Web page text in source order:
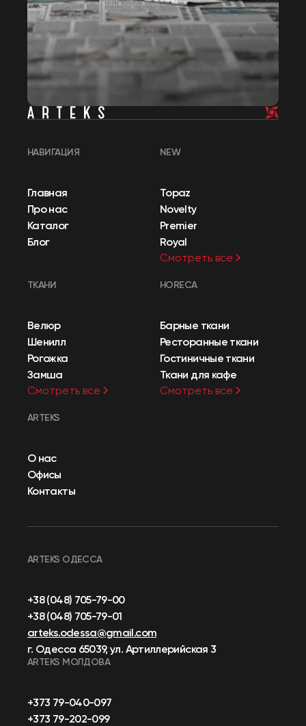
НАВИГАЦИЯ
Главная
Про нас
Каталог
Блог
NEW
Topaz
Novelty
Premier
Royal
Смотреть все
ТКАНИ
Велюр
Шенилл
Рогожка
Замша
Смотреть все
HORECA
Барные ткани
Ресторанные ткани
Гостиничные ткани
Ткани для кафе
Смотреть все
ARTEKS
О нас
Офисы
Контакты
ARTEKS ОДЕССА
+38 (048) 705-79-00
+38 (048) 705-79-01
arteks.odessa@gmail.com
г. Одесса 65039, ул. Артиллерийская 3
ARTEKS МОЛДОВА
+373 79-040-097
+373 79-202-099